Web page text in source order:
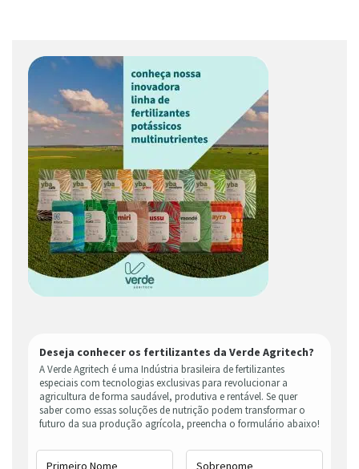
Deseja conhecer os fertilizantes da Verde Agritech?
A Verde Agritech é uma Indústria brasileira de fertilizantes
especiais com tecnologias exclusivas para revolucionar a
agricultura de forma saudável, produtiva e rentável. Se quer
saber como essas soluções de nutrição podem transformar o
futuro da sua produção agrícola, preencha o formulário abaixo!